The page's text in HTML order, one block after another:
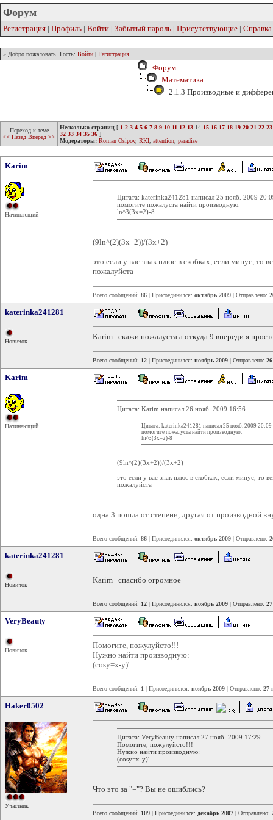
Форум
Регистрация | Профиль | Войти | Забытый пароль | Присутствующие | Справка
» Добро пожаловать, Гость: Войти | Регистрация
Форум
Математика
2.1.3 Производные и
Переход к теме
<< Назад Вперед >>
Несколько страниц [ 1 2 3 4 5 6 7 8 9 10 11 12 13 14 15 16 17 18 19 20 21 22 23
32 33 34 35 36 ]
Модераторы: Roman Osipov, RKI attention paradise
Karim
Начинающий
Цитата: katerinka241281 написал 25 нояб. 2009
помогите пожалуста найти производную.
ln^3(3x=2)-8
(9ln^(2)(3х+2))/(3х+2)
это если у вас знак плюс в скобках, если минус, то
пожалуйста
Всего сообщений: 86 | Присоединился: октябрь 2009 | Отправлено:
katerinka241281
Новичок
Karim скажи пожалуста а откуда 9 впереди.я
Всего сообщений: 12 | Присоединился: ноябрь 2009 | Отправлено:
Karim
Начинающий
Цитата: Karim написал 26 нояб. 2009 16:56
Цитата: katerinka241281 написал 25 нояб. 2009 20:09
помогите пожалуста найти производную.
ln^3(3x=2)-8
(9ln^(2)(3х+2))/(3х+2)
это если у вас знак плюс в скобках, если минус, то
пожалуйста
одна 3 пошла от степени, другая от производной
Всего сообщений: 86 | Присоединился: октябрь 2009 | Отправлено:
katerinka241281
Новичок
Karim спасибо огромное
Всего сообщений: 12 | Присоединился: ноябрь 2009 | Отправлено:
VeryBeauty
Новичок
Помогите, пожулуйсто!!!
Нужно найти производную:
(cosy=x-y)'
Всего сообщений: 1 | Присоединился: ноябрь 2009 | Отправлено: 27
Haker0502
Участник
Цитата: VeryBeauty написал 27 нояб. 2009 17:29
Помогите, пожулуйсто!!!
Нужно найти производную:
(cosy=x-y)'
Что это за "="? Вы не ошиблись?
Всего сообщений: 109 | Присоединился: декабрь 2007 | Отправлено: